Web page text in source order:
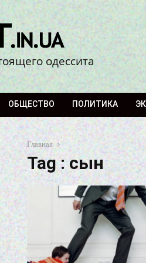
одессита
ОБЩЕСТВО ПОЛИТИКА
Главная
Tag : сын